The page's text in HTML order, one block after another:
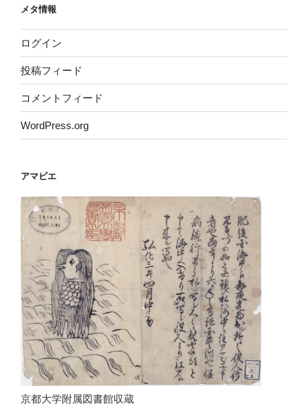
メタ情報
ログイン
投稿フィード
コメントフィード
WordPress.org
アマビエ
京都大学附属図書館収蔵